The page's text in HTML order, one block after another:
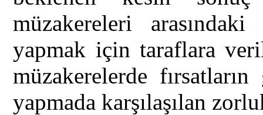
müzakereleri
yapmak için taraflara
müzakerelerde
yapmada karşılaşılan